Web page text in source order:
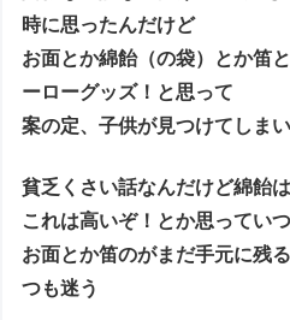
時に思ったんだけど
お面とか綿飴（の袋）とか笛
ーローグッズ！と思って
案の定、子供が見つけてしま
貧乏くさい話なんだけど綿飴
これは高いぞ！とか思ってい
お面とか笛のがまだ手元に残
つも迷う